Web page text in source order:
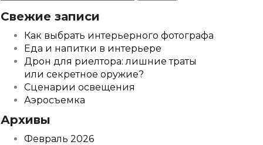
Свежие записи
Как выбрать интерьерного фотографа
Еда и напитки в интерьере
Дрон для риелтора: лишние траты
или секретное оружие?
Сценарии освещения
Аэросъемка
Архивы
Февраль 2026